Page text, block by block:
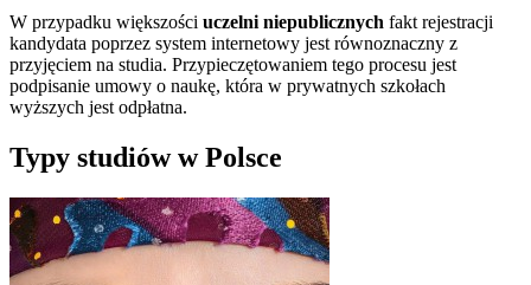
W przypadku większości uczelni niepublicznych fakt rejestracji
kandydata poprzez system internetowy jest równoznaczny z
przyjęciem na studia. Przypieczętowaniem tego procesu jest
podpisanie umowy o naukę, która w prywatnych szkołach
wyższych jest odpłatna.
Typy studiów w Polsce